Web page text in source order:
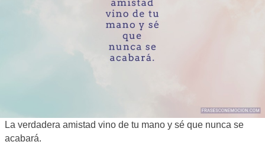
La verdadera amistad vino de tu mano y sé que nunca se
acabará.